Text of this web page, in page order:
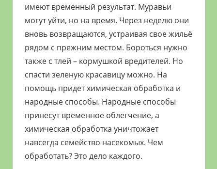
имеют временный результат. Муравьи
могут уйти, но на время. Через неделю они
вновь возвращаются, устраивая свое жильё
рядом с прежним местом. Бороться нужно
также с тлей – кормушкой вредителей. Но
спасти зеленую красавицу можно. На
помощь придет химическая обработка и
народные способы. Народные способы
принесут временное облегчение, а
химическая обработка уничтожает
навсегда семейство насекомых. Чем
обработать? Это дело каждого.